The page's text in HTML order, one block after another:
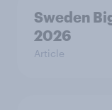
Sweden
2026
Article